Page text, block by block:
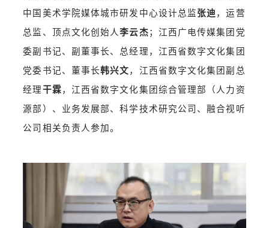
中国美术学院媒体城市研发中心设计总监张迪 ，运营
总监、顶点文化创始人李云杰； 江西广电传媒集团党
委副书记、副董事长、总经理，江西省数字文化集团
党委书记、董事长韩兴文，江西省数字文化集团副总
经理干霖， 江西省数字文化集团综合管理部（人力资
源部）、业务发展部、科学技术研究公司、融合视听
公司相关负责人参加。